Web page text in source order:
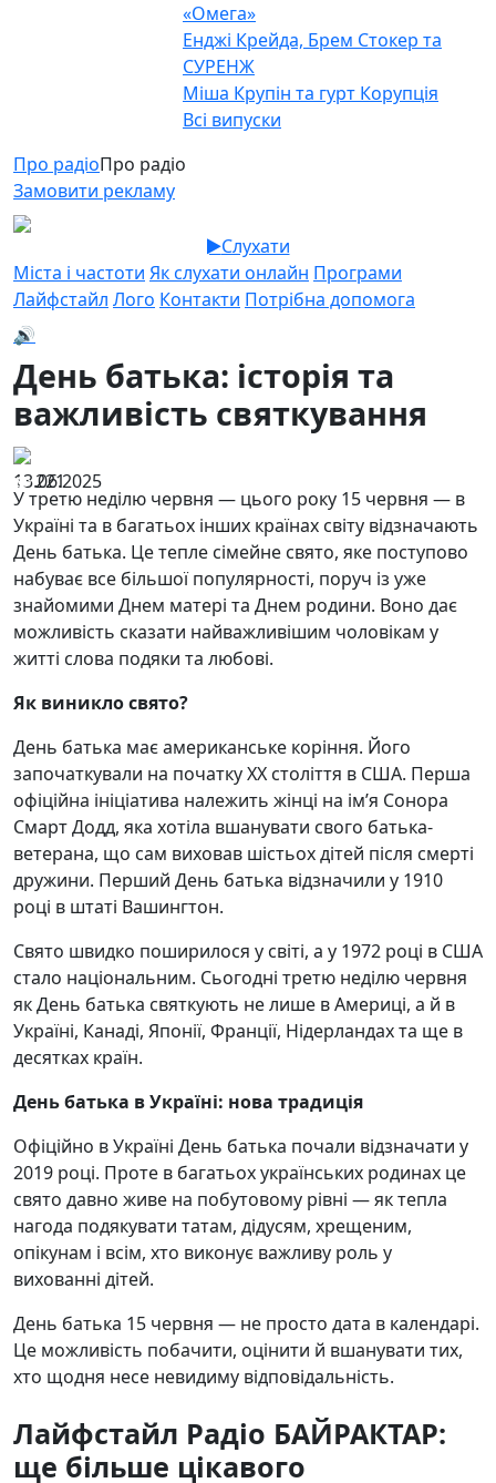
«Омега»
Енджі Крейда, Брем Стокер та
СУРЕНЖ
Міша Крупін та гурт Корупція
Всі випуски
Про радіоПро радіо
Замовити рекламу
Слухати
Міста і частоти Як слухати онлайн Програми
Лайфстайл Лого Контакти Потрібна допомога
🔊
День батька: історія та
важливість святкування
13.06.2025
221
У третю неділю червня — цього року 15 червня — в
Україні та в багатьох інших країнах світу відзначають
День батька. Це тепле сімейне свято, яке поступово
набуває все більшої популярності, поруч із уже
знайомими Днем матері та Днем родини. Воно дає
можливість сказати найважливішим чоловікам у
житті слова подяки та любові.
Як виникло свято?
День батька має американське коріння. Його
започаткували на початку XX століття в США. Перша
офіційна ініціатива належить жінці на ім’я Сонора
Смарт Додд, яка хотіла вшанувати свого батька-
ветерана, що сам виховав шістьох дітей після смерті
дружини. Перший День батька відзначили у 1910
році в штаті Вашингтон.
Свято швидко поширилося у світі, а у 1972 році в США
стало національним. Сьогодні третю неділю червня
як День батька святкують не лише в Америці, а й в
Україні, Канаді, Японії, Франції, Нідерландах та ще в
десятках країн.
День батька в Україні: нова традиція
Офіційно в Україні День батька почали відзначати у
2019 році. Проте в багатьох українських родинах це
свято давно живе на побутовому рівні — як тепла
нагода подякувати татам, дідусям, хрещеним,
опікунам і всім, хто виконує важливу роль у
вихованні дітей.
День батька 15 червня — не просто дата в календарі.
Це можливість побачити, оцінити й вшанувати тих,
хто щодня несе невидиму відповідальність.
Лайфстайл Радіо БАЙРАКТАР:
ще більше цікавого